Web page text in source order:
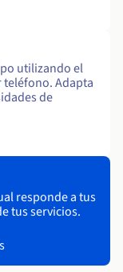
utilizando el
teléfono. Adapta
de
responde a tus
tus servicios.